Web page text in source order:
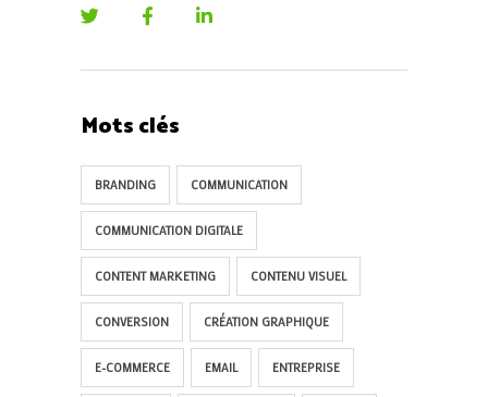
Mots clés
BRANDING COMMUNICATION
COMMUNICATION DIGITALE
CONTENT MARKETING CONTENU VISUEL
CONVERSION CRÉATION GRAPHIQUE
E-COMMERCE EMAIL ENTREPRISE